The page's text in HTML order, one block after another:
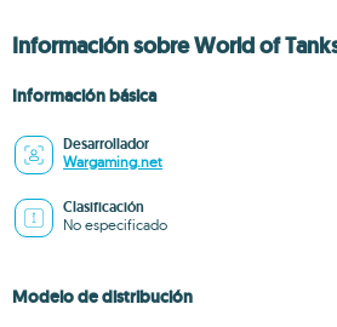
Información sobre World of
Información básica
Desarrollador
Wargaming.net
Clasificación
No especificado
Modelo de distribución